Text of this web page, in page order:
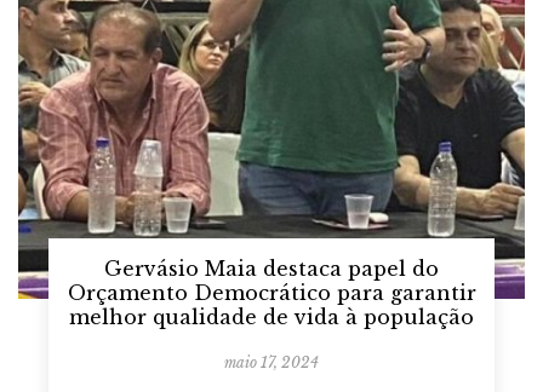
Gervásio Maia destaca papel do
Orçamento Democrático para garantir
melhor qualidade de vida à população
maio 17, 2024